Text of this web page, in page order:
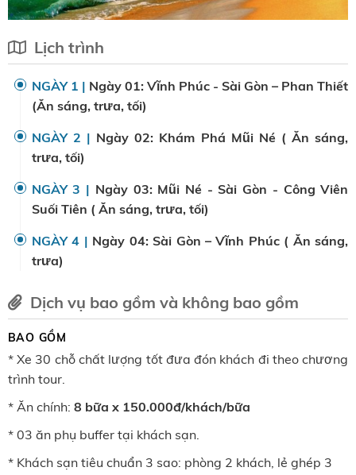
Lịch trình
NGÀY 1 | Ngày 01: Vĩnh Phúc - Sài Gòn – Phan Thiết
(Ăn sáng, trưa, tối)
NGÀY 2 | Ngày 02: Khám Phá Mũi Né ( Ăn sáng,
trưa, tối)
NGÀY 3 | Ngày 03: Mũi Né - Sài Gòn - Công Viên
Suối Tiên ( Ăn sáng, trưa, tối)
NGÀY 4 | Ngày 04: Sài Gòn – Vĩnh Phúc ( Ăn sáng,
trưa)
Dịch vụ bao gồm và không bao gồm
BAO GỒM
* Xe 30 chỗ chất lượng tốt đưa đón khách đi theo chương
trình tour.
* Ăn chính: 8 bữa x 150.000đ/khách/bữa
* 03 ăn phụ buffer tại khách sạn.
* Khách sạn tiêu chuẩn 3 sao: phòng 2 khách, lẻ ghép 3